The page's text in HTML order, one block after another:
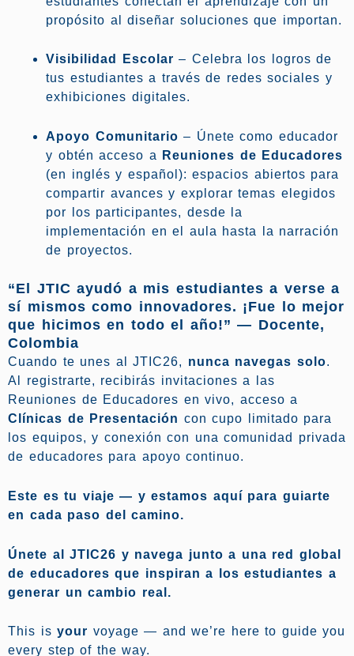
propósito al diseñar soluciones que importan.
Visibilidad Escolar – Celebra los logros de
tus estudiantes a través de redes sociales y
exhibiciones digitales.
Apoyo Comunitario – Únete como educador
y obtén acceso a
Reuniones de Educadores
(en inglés y español): espacios abiertos para
compartir avances y explorar temas elegidos
por los participantes, desde la
implementación en el aula hasta la narración
de proyectos.
“El JTIC ayudó a mis estudiantes a verse a
sí mismos como innovadores. ¡Fue lo mejor
que hicimos en todo el año!” — Docente,
Colombia
Cuando te unes al JTIC26, nunca navegas solo.
Al registrarte, recibirás invitaciones a las
Reuniones de Educadores en vivo, acceso a
Clínicas de Presentación con cupo limitado para
los equipos, y conexión con una comunidad privada
de educadores para apoyo continuo.
Este es tu viaje — y estamos aquí para guiarte
en cada paso del camino.
Únete al JTIC26 y navega junto a una red global
de educadores que inspiran a los estudiantes a
generar un cambio real.
This is your voyage — and we’re here to guide you
every step of the way.